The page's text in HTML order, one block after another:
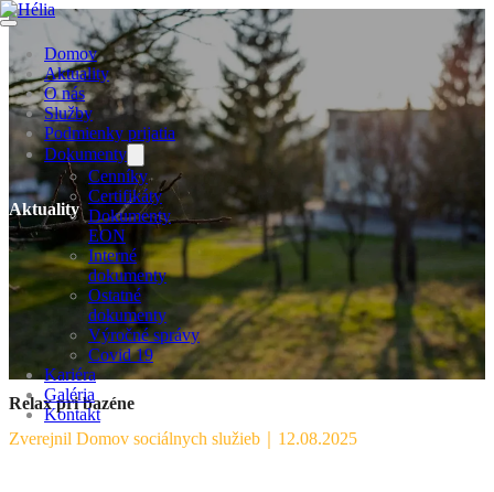
Domov
Aktuality
O nás
Služby
Podmienky prijatia
Dokumenty
Cenníky
Certifikáty
Dokumenty
EON
Interné
dokumenty
Ostatné
dokumenty
Výročné správy
Covid 19
Kariéra
Galéria
Kontakt
Aktuality
Relax pri bazéne
Zverejnil Domov sociálnych služieb
12.08.2025